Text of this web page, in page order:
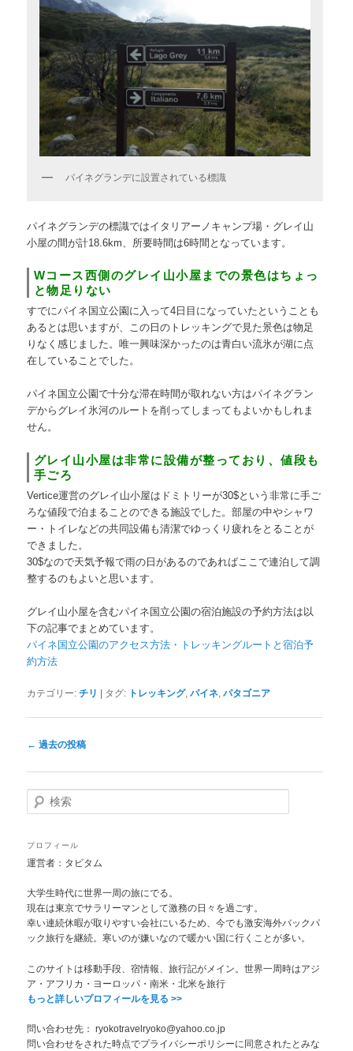
パイネグランデに設置されている標識
パイネグランデの標識ではイタリアーノキャンプ場・グレイ山
小屋の間が計18.6km、所要時間は6時間となっています。
Wコース西側のグレイ山小屋までの景色はちょっ
と物足りない
すでにパイネ国立公園に入って4日目になっていたということも
あるとは思いますが、この日のトレッキングで見た景色は物足
りなく感じました。唯一興味深かったのは青白い流氷が湖に点
在していることでした。
パイネ国立公園で十分な滞在時間が取れない方はパイネグラン
デからグレイ氷河のルートを削ってしまってもよいかもしれま
せん。
グレイ山小屋は非常に設備が整っており、値段も
手ごろ
Vertice運営のグレイ山小屋はドミトリーが30$という非常に手ご
ろな値段で泊まることのできる施設でした。部屋の中やシャワ
ー・トイレなどの共同設備も清潔でゆっくり疲れをとることが
できました。
30$なので天気予報で雨の日があるのであればここで連泊して調
整するのもよいと思います。
グレイ山小屋を含むパイネ国立公園の宿泊施設の予約方法は以
下の記事でまとめています。
パイネ国立公園のアクセス方法・トレッキングルートと宿泊予
約方法
カテゴリー: チリ | タグ: トレッキング, パイネ, パタゴニア
投
ナ
ビ
ゲ
シ
ョ
← 過去の投稿
検
索
プロフィール
運営者：タビタム
大学生時代に世界一周の旅にでる。
現在は東京でサラリーマンとして激務の日々を過ごす。
幸い連続休暇が取りやすい会社にいるため、今でも激安海外バックパ
ック旅行を継続。寒いのが嫌いなので暖かい国に行くことが多い。
このサイトは移動手段、宿情報、旅行記がメイン。世界一周時はアジ
ア・アフリカ・ヨーロッパ・南米・北米を旅行
もっと詳しいプロフィールを見る >>
問い合わせ先： ryokotravelryoko@yahoo.co.jp
問い合わせをされた時点でプライバシーポリシーに同意されたとみな